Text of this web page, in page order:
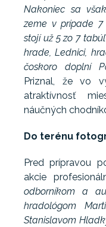
Nakoniec sa
zeme v prípade 7
stojí už 5 zo 7
hrade, Lednici,
čoskoro doplní
Priznal, že vo
atraktívnosť
náučných
Do terénu
Pred prípravou
akcie
odborníkom a
hradológom
Stanislavom